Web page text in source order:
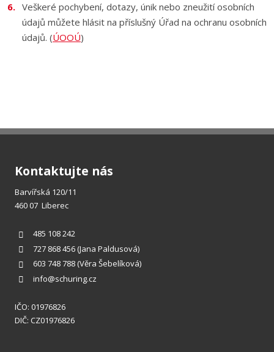
Veškeré pochybení, dotazy, únik nebo zneužití osobních
údajů můžete hlásit na příslušný Úřad na ochranu osobních
údajů. (ÚOOÚ)
Kontaktujte nás
Barvířská 120/11
460 07 Liberec
485 108 242
727 868 456 (Jana Paldusová)
603 748 788 (Věra Šebelíková)
info@schuring.cz
IČO: 01976826
DIČ: CZ01976826